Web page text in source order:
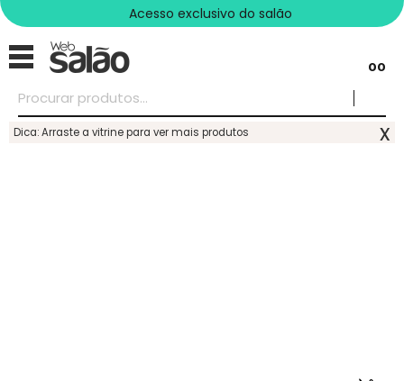
Acesso exclusivo do salão
00
Dica: Arraste a vitrine para ver mais produtos x